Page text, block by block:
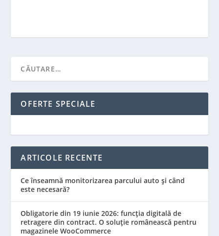
OFERTE SPECIALE
ARTICOLE RECENTE
Ce înseamnă monitorizarea parcului auto și când
este necesară?
Obligatorie din 19 iunie 2026: funcția digitală de
retragere din contract. O soluție românească pentru
magazinele WooCommerce